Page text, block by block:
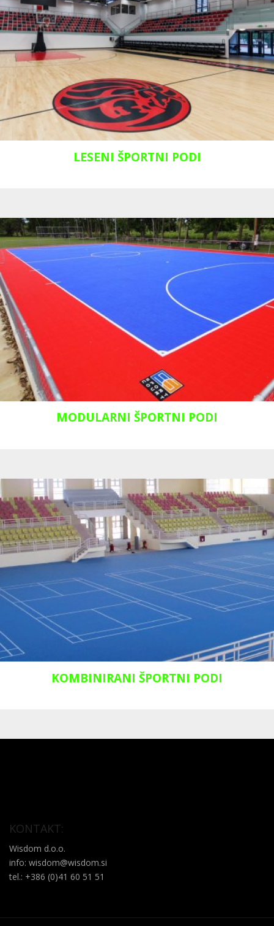
LESENI ŠPORTNI PODI
MODULARNI ŠPORTNI PODI
KOMBINIRANI ŠPORTNI PODI
KONTAKT:
Wisdom d.o.o.
info: wisdom@wisdom.si
tel.: +386 (0)41 60 51 51